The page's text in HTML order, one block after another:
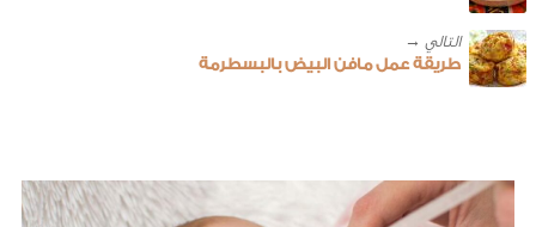
طريقة عمل مافن البيض بالبسطرمة